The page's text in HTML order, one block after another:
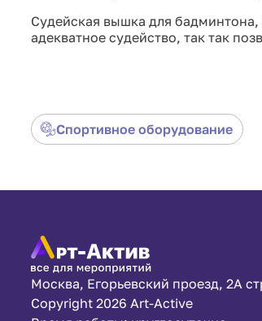
Судейская вышка для
адекватное судейство, так так
Спортивное оборудование
Москва, Егорьевский проезд, 2А
Copyright 2026 Art-Active